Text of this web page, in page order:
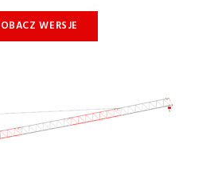
WERSJE